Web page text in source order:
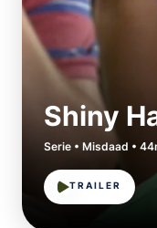
Shiny
Serie • Misdaad •
TRAILER